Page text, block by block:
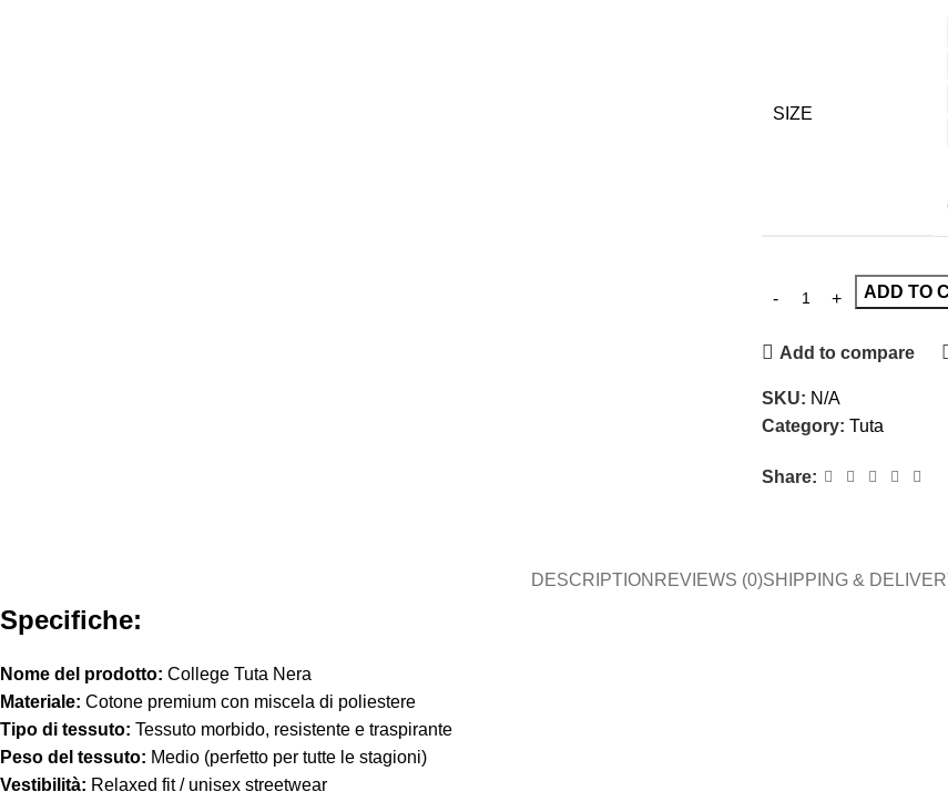
SIZE
ADD TO
Add to compare
SKU: N/A
Category: Tuta
Share:
DESCRIPTION REVIEWS (0)SHIPPING &
Specifiche:
Nome del prodotto: College Tuta Nera
Materiale: Cotone premium con miscela di poliestere
Tipo di tessuto: Tessuto morbido, resistente e traspirante
Peso del tessuto: Medio (perfetto per tutte le stagioni)
Vestibilità: Relaxed fit / unisex streetwear